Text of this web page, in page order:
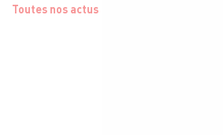
Toutes nos actus